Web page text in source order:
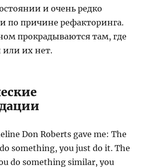
и очень редко
по причине рефакторинга.
прокрадываются там, где
или их нет.
Don Roberts gave me: The
something, you just do it. The
do something similar, you